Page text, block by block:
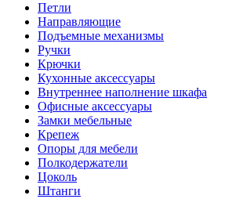
Петли
Направляющие
Подъемные механизмы
Ручки
Крючки
Кухонные аксессуары
Внутреннее наполнение шкафа
Офисные аксессуары
Замки мебельные
Крепеж
Опоры для мебели
Полкодержатели
Цоколь
Штанги